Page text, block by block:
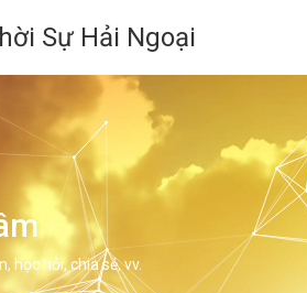
Sự Hải Ngoại
học hỏi, chia sẻ, vv.